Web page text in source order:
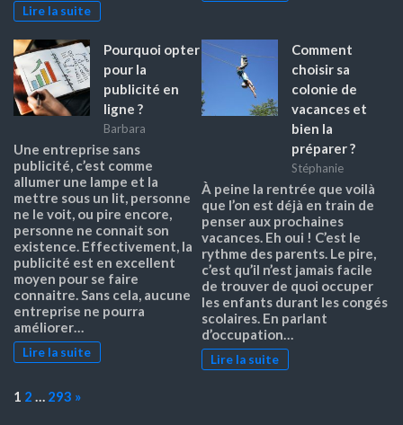
Lire la suite
Pourquoi opter
pour la
publicité en
ligne ?
Barbara
Une entreprise sans
publicité, c’est comme
allumer une lampe et la
mettre sous un lit, personne
ne le voit, ou pire encore,
personne ne connait son
existence. Effectivement, la
publicité est en excellent
moyen pour se faire
connaitre. Sans cela, aucune
entreprise ne pourra
améliorer…
Lire la suite
Comment
choisir sa
colonie de
vacances et
bien la
préparer ?
Stéphanie
À peine la rentrée que voilà
que l’on est déjà en train de
penser aux prochaines
vacances. Eh oui ! C’est le
rythme des parents. Le pire,
c’est qu’il n’est jamais facile
de trouver de quoi occuper
les enfants durant les congés
scolaires. En parlant
d’occupation…
Lire la suite
Page:
1 2 … 293 Next
»